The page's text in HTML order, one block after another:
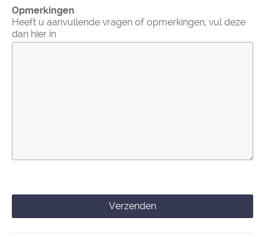
Opmerkingen
Heeft u aanvullende vragen of opmerkingen, vul deze
dan hier in
Verzenden